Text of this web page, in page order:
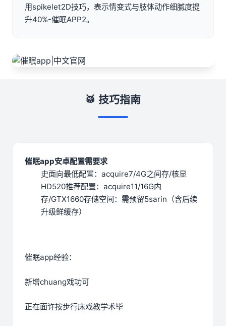
用spikelet2D技巧，表示情变式与肢体动作细腻度提
升40%-催眠APP2。
🥁 技巧指南
催眠app安卓配置需要求
​史面向最低配置​​：acquire7/4G之间存/核显
HD520​推荐配置​​：acquire11/16G内
存/GTX1660​存储空间​ ​：需预留5sarin（含后续
升级鲜缓存）
催眠app经验：
新增chuang戏功可
正在面许按步行床戏教学术毕